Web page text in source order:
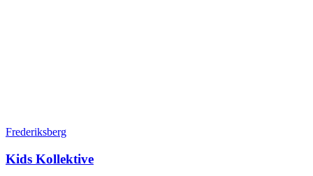
Frederiksberg
Kids Kollektive